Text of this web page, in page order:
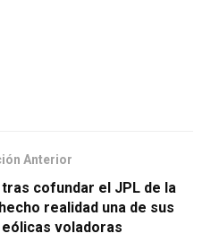
Anterior
cofundar el JPL de la
realidad una de sus
voladoras